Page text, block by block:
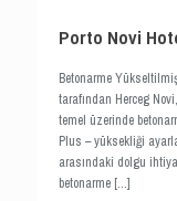
Porto Novi
Betonarme
tarafından Herceg
temel üzerinde
Plus – yüksekliği
arasındaki dolgu
betonarme[…]